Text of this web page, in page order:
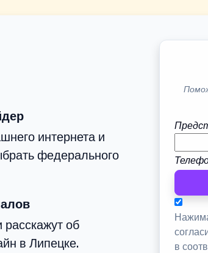
интернета и
федерального
об
в Липецке.
в